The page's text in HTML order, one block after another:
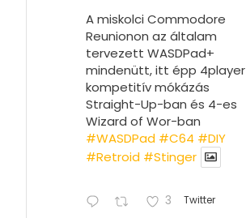
A miskolci Commodore
Reunionon az általam
tervezett WASDPad+
mindenütt, itt épp 4player
kompetitív mókázás
Straight-Up-ban és 4-es
Wizard of Wor-ban
#WASDPad #C64 #DIY
#Retroid #Stinger
3 Twitter